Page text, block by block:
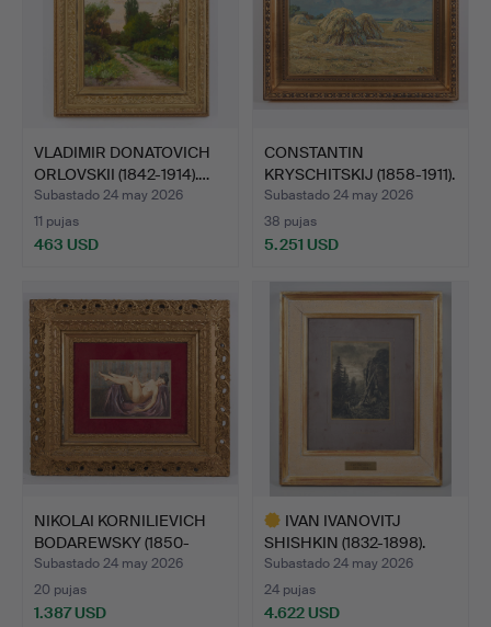
VLADIMIR DONATOVICH
ORLOVSKII (1842-1914).…
Subastado 24 may 2026
11 pujas
463 USD
CONSTANTIN
KRYSCHITSKIJ (1858-1911).
Cosec…
Subastado 24 may 2026
38 pujas
5.251 USD
NIKOLAI KORNILIEVICH
BODAREWSKY (1850-
1921…
Subastado 24 may 2026
20 pujas
1.387 USD
IVAN IVANOVITJ
SHISHKIN (1832-1898).
«Vala…
Subastado 24 may 2026
24 pujas
4.622 USD